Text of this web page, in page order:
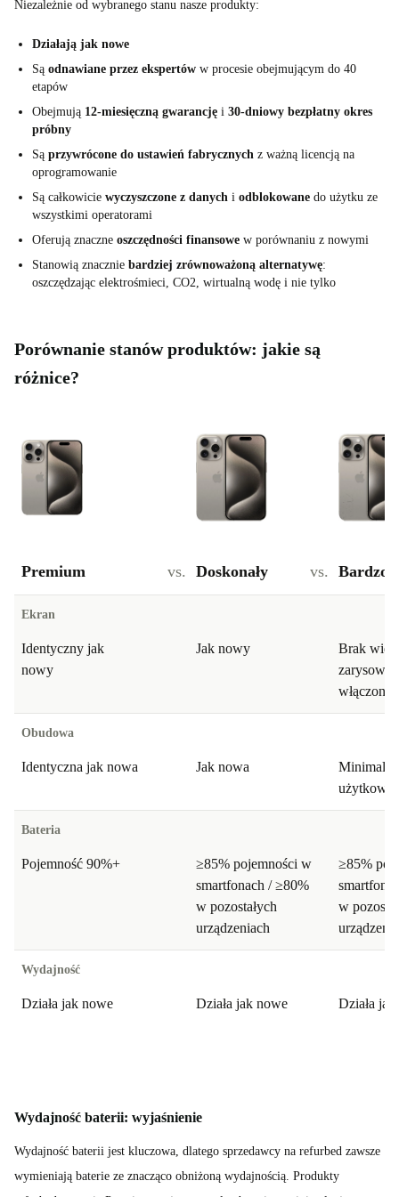
Niezależnie od wybranego stanu nasze produkty:
Działają jak nowe
Są odnawiane przez ekspertów w procesie obejmującym do 40
etapów
Obejmują 12-miesięczną gwarancję i 30-dniowy bezpłatny okres
próbny
Są przywrócone do ustawień fabrycznych z ważną licencją na
oprogramowanie
Są całkowicie wyczyszczone z danych i odblokowane do użytku ze
wszystkimi operatorami
Oferują znaczne oszczędności finansowe w porównaniu z nowymi
Stanowią znacznie bardziej zrównoważoną alternatywę:
oszczędzając elektrośmieci, CO2, wirtualną wodę i nie tylko
Porównanie stanów produktów: jakie są
różnice?
Premium
Ekran
Identyczny jak
nowy
Obudowa
Identyczna jak nowa
Bateria
Pojemność 90%+
Wydajność
Działa jak nowe
vs. Doskonały
Jak nowy
Jak nowa
≥85% pojemności w
smartfonach / ≥80%
w pozostałych
urządzeniach
Działa jak nowe
vs. Bardzo
Brak
≥85%
w
Działa
Wydajność baterii: wyjaśnienie
Wydajność baterii jest kluczowa, dlatego sprzedawcy na refurbed zawsze
wymieniają baterie ze znacząco obniżoną wydajnością. Produkty